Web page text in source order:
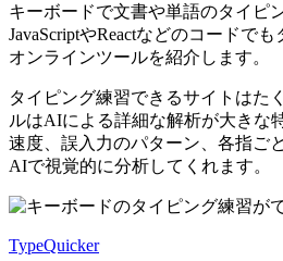
キーボードで文書や単語のタイピ
JavaScriptやReactなどのコードで
オンラインツールを紹介します。
タイピング練習できるサイトはた
ルはAIによる詳細な解析が大きな
速度、誤入力のパターン、各指ご
AIで視覚的に分析してくれます。
TypeQuicker